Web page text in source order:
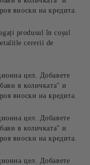
вноски на кредита.
produsul în coșul
cererii de
цел. Добавете
в количката" и
вноски на кредита.
цел. Добавете
в количката" и
вноски на кредита.
цел. Добавете